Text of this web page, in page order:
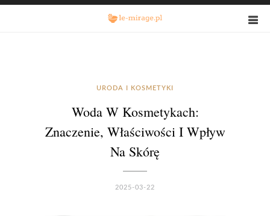
URODA I KOSMETYKI
Woda W Kosmetykach:
Znaczenie, Właściwości I Wpływ
Na Skórę
2025-03-22